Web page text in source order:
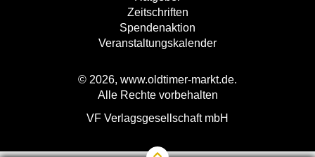
Zeitschriften
Spendenaktion
Veranstaltungskalender
© 2026, www.oldtimer-markt.de.
Alle Rechte vorbehalten
VF Verlagsgesellschaft mbH